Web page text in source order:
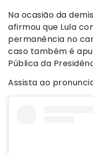
Na ocasião da
afirmou que Lula
permanência no
caso também é
Pública da
Assista ao